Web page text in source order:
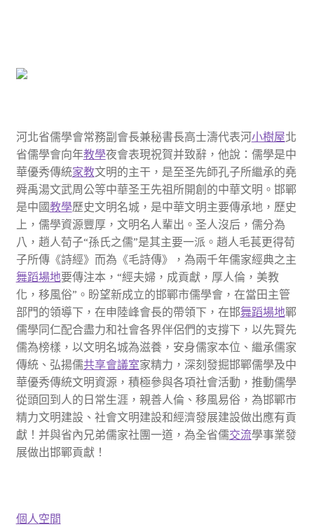
河北省儒學會常務副會長兼秘書長高士濤代表河小樹屋北
省儒學會向年教學夜會表現祝賀并致辭，他說：儒學是中
華優秀傳統家教文明的主干，是至圣先師孔子所繼承的堯
舜禹湯文武周公等中華圣王先祖所開創的中華文明。邯鄲
是中國教學歷史文明名城，是中華文明主要傳承地，歷史
上，儒學資源豐厚，文明名人輩出。圣人沒后，儒分為
八，趙人荀子“孫氏之儒”是其主要一派。趙人毛萇更得荀
子所傳《詩經》而為《毛詩傳》，為兩千年儒家經典之主
舞蹈場地要傳注本，“經夫婦，成貢獻，厚人倫，美教
化，移風俗”。盼望新成立的邯鄲市儒學會，在當田主管
部門的領導下，在申陸峰會長的帶領下，在邯舞蹈場地鄲
儒學同仁配合盡力和社會各界伴侶們的支撐下，以先賢先
儒為榜樣，以文明名城為滋養，安身儒家本位、繼承儒家
傳統、弘揚儒共享會議室家精力，深刻發掘邯鄲儒學及中
華優秀傳統文明資源，積極參與各項社會活動，推動儒學
從頭回到人的日常生涯，親善人倫、移風易俗，為邯鄲市
精力文明建設、社會文明建設和經濟發展建設做出應有貢
獻！并與省內兄弟儒家社團一道，為全省儒交流學事業發
展做出邯鄲貢獻！
個人空間